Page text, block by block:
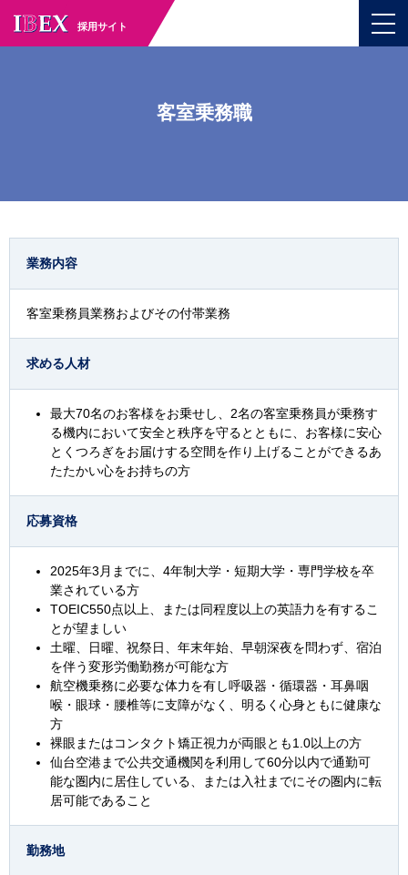
採用サイト
客室乗務職
業務内容
客室乗務員業務およびその付帯業務
求める人材
最大70名のお客様をお乗せし、2名の客室乗務員が乗務す
る機内において安全と秩序を守るとともに、お客様に安心
とくつろぎをお届けする空間を作り上げることができるあ
たたかい心をお持ちの方
応募資格
2025年3月までに、4年制大学・短期大学・専門学校を卒
業されている方
TOEIC550点以上、または同程度以上の英語力を有するこ
とが望ましい
土曜、日曜、祝祭日、年末年始、早朝深夜を問わず、宿泊
を伴う変形労働勤務が可能な方
航空機乗務に必要な体力を有し呼吸器・循環器・耳鼻咽
喉・眼球・腰椎等に支障がなく、明るく心身ともに健康な
方
裸眼またはコンタクト矯正視力が両眼とも1.0以上の方
仙台空港まで公共交通機関を利用して60分以内で通勤可
能な圏内に居住している、または入社までにその圏内に転
居可能であること
勤務地